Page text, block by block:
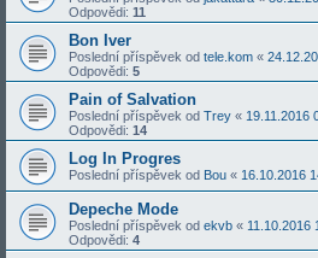
Odpovědi: 11
Bon Iver
Poslední příspěvek od tele.kom «
Odpovědi: 5
Pain of Salvation
Poslední příspěvek od Trey « 19.11.2016
Odpovědi: 14
Log In Progres
Poslední příspěvek od Bou « 16.10.2016
Depeche Mode
Poslední příspěvek od ekvb « 11.10.2016
Odpovědi: 4